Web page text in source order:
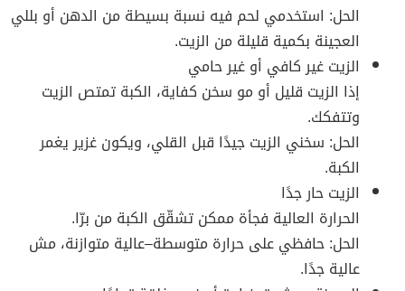
الحل: استخدمي لحم فيه نسبة بسيطة من الدهن أو بللي
العجينة بكمية قليلة من الزيت.
الزيت غير كافي أو غير حامي
إذا الزيت قليل أو مو سخن كفاية، الكبة تمتص الزيت
وتتفكك.
الحل: سخني الزيت جيدًا قبل القلي، ويكون غزير يغمر
الكبة.
الزيت حار جدًا
الحرارة العالية فجأة ممكن تشقّق الكبة من برّا.
الحل: حافظي على حرارة متوسطة–عالية متوازنة، مش
عالية جدًا.